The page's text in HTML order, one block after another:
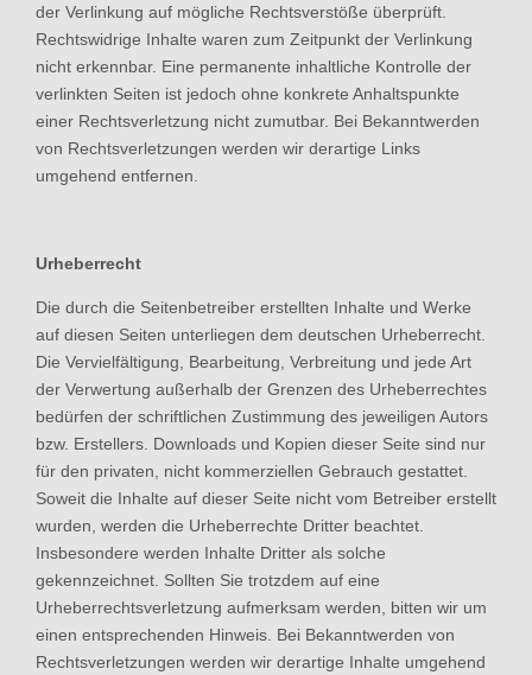
der Verlinkung auf mögliche Rechtsverstöße überprüft.
Rechtswidrige Inhalte waren zum Zeitpunkt der Verlinkung
nicht erkennbar. Eine permanente inhaltliche Kontrolle der
verlinkten Seiten ist jedoch ohne konkrete Anhaltspunkte
einer Rechtsverletzung nicht zumutbar. Bei Bekanntwerden
von Rechtsverletzungen werden wir derartige Links
umgehend entfernen.
Urheberrecht
Die durch die Seitenbetreiber erstellten Inhalte und Werke
auf diesen Seiten unterliegen dem deutschen Urheberrecht.
Die Vervielfältigung, Bearbeitung, Verbreitung und jede Art
der Verwertung außerhalb der Grenzen des Urheberrechtes
bedürfen der schriftlichen Zustimmung des jeweiligen Autors
bzw. Erstellers. Downloads und Kopien dieser Seite sind nur
für den privaten, nicht kommerziellen Gebrauch gestattet.
Soweit die Inhalte auf dieser Seite nicht vom Betreiber erstellt
wurden, werden die Urheberrechte Dritter beachtet.
Insbesondere werden Inhalte Dritter als solche
gekennzeichnet. Sollten Sie trotzdem auf eine
Urheberrechtsverletzung aufmerksam werden, bitten wir um
einen entsprechenden Hinweis. Bei Bekanntwerden von
Rechtsverletzungen werden wir derartige Inhalte umgehend